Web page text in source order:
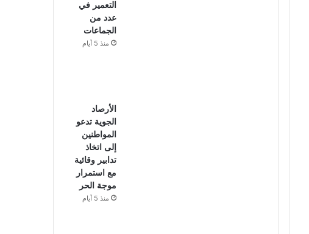
التعمير في
عدد من
الجماعات
منذ 5 أيام
الأرصاد
الجوية تدعو
المواطنين
إلى اتخاذ
تدابير وقائية
مع استمرار
موجة الحر
منذ 5 أيام